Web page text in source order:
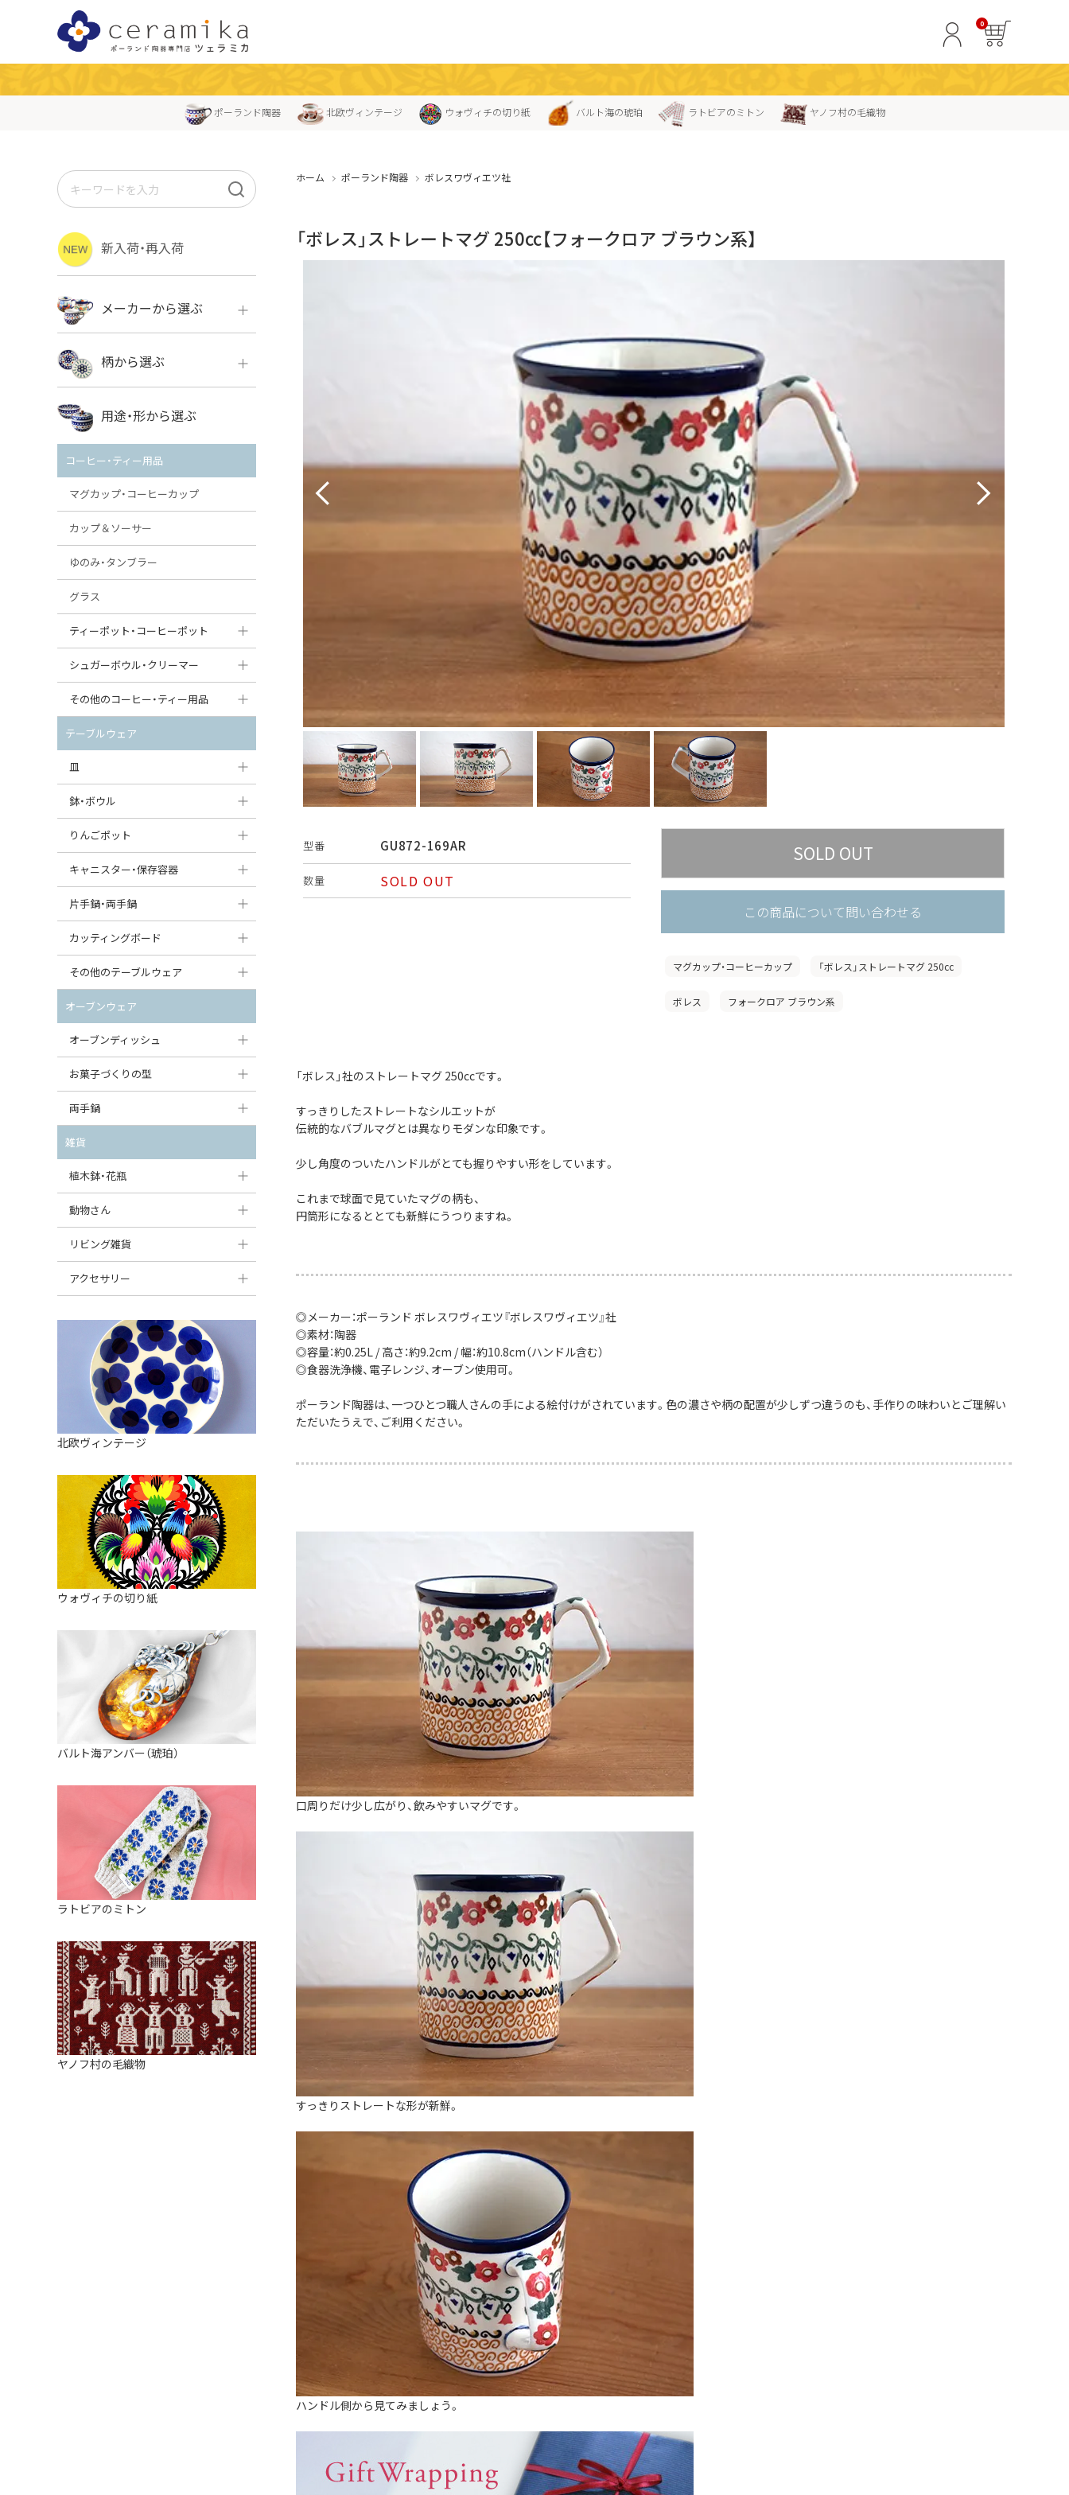
0
ポーランド陶器 北欧ヴィンテージ ウォヴィチの切り紙 バルト海の琥珀 ラトビアのミトン ヤノフ村の毛織物
ホーム ポーランド陶器 ボレスワヴィエツ社
「ボレス」ストレートマグ 250cc【フォークロア ブラウン系】
型番 GU872-169AR
数量
SOLD OUT
この商品について問い合わせる
マグカップ・コーヒーカップ 「ボレス」ストレートマグ 250cc
ボレス フォークロア ブラウン系
「ボレス」社のストレートマグ 250ccです。
すっきりしたストレートなシルエットが
伝統的なバブルマグとは異なりモダンな印象です。
少し角度のついたハンドルがとても握りやすい形をしています。
これまで球面で見ていたマグの柄も、
円筒形になるととても新鮮にうつりますね。
◎メーカー：ポーランド ボレスワヴィエツ『ボレスワヴィエツ』社
◎素材：陶器
◎容量：約0.25L / 高さ：約9.2cm / 幅：約10.8cm（ハンドル含む）
◎食器洗浄機、電子レンジ、オーブン使用可。
ポーランド陶器は、一つひとつ職人さんの手による絵付けがされています。色の濃さや柄の配置が少しずつ違うのも、手作りの味わいとご理解い
ただいたうえで、ご利用ください。
口周りだけ少し広がり、飲みやすいマグです。
すっきりストレートな形が新鮮。
ハンドル側から見てみましょう。
新入荷・再入荷
メーカーから選ぶ
ボレス
VENA
ミレナ
柄から選ぶ
ボレス
用途・形から選ぶ
コーヒー・ティー用品
マグカップ・コーヒーカップ
カップ＆ソーサー
ゆのみ・タンブラー
グラス
ティーポット・コーヒーポット
ティーポット
コーヒーポット
シュガーボウル・クリーマー
シュガーボウル
クリーマー
その他のコーヒー・ティー用品
ポットウォーマー
ピッチャー
コーヒードリッパー
すべて見る
テーブルウェア
皿
大皿（24cm〜）
中皿（18〜24cm）
丸皿
スープ皿
ダルマプレート
たまご型プレート
ハート型プレート
変形プレート
分割ディッシュ
すべて見る
鉢・ボウル
大鉢（21cm〜）
中鉢（16〜21cm）
丸鉢・どんぶり・ボウル
茶碗
オーバルボウル
ハートボウル
葉っぱ型ボウル
りんご型ボウル
いちご型ボウル
星型ボウル
スープカップ
そば猪口・フリーカップ
ココット
薬味入れ
ミキシングボウル
すべて見る
りんごポット
りんごポット
りんごポット小
キャニスター・保存容器
キャニスター
つぼ
ガーリックポット
オニオンキャニスター
ガーリックキャニスター
チーズケース
バターディッシュ
六角形ポット
ボトル
すべて見る
片手鍋・両手鍋
ソースパン（片手鍋）
スープチュリーン
カッティングボード
角型カッティングボード
丸型カッティングボード
すべて見る
その他のテーブルウェア
調味料入れ
グレイヴィーボート
エッグカップ
ケーキスタンド
カトラリー
はしおき・カトラリーレスト
オーブンウェア
オーブンディッシュ
大型（24cm〜）
中型（18〜24cm）
スクエアオーブンディッシュ
オーバルオーブンディッシュ
すべて見る
お菓子づくりの型
パウンド型
マフィン型
すべて見る
両手鍋
チュリーン
キャセロール
すべて見る
雑貨
植木鉢・花瓶
植木鉢
花瓶
動物さん
フィギュア・置物
貯金箱
オーナメント
クリーマー
リビング雑貨
スツール
バス・洗面用品
家具小物
小物入れ
アロマポット
バスケット
装飾用タイル・プレート
ミニチュア
天使さま
カードスタンド
マグネット
すべて見る
アクセサリー
ペンダントトップ
すべて見る
北欧ヴィンテージ
ウォヴィチの切り紙
バルト海アンバー（琥珀）
ラトビアのミトン
ヤノフ村の毛織物